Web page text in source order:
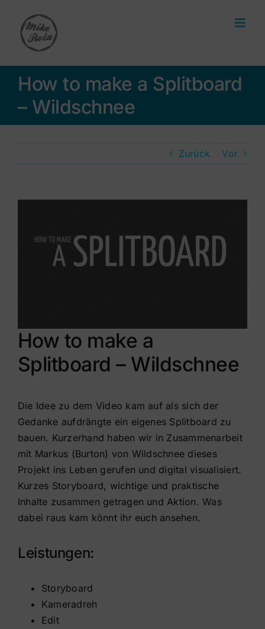
Inhalt
springen
How to make a Splitboard
– Wildschnee
Zurück Vor
How to make a
Splitboard – Wildschnee
Die Idee zu dem Video kam auf als sich der
Gedanke aufdrängte ein eigenes Splitboard zu
bauen. Kurzerhand haben wir in Zusammenarbeit
mit Markus (Burton) von Wildschnee dieses
Projekt ins Leben gerufen und digital visualisiert.
Kurzes Storyboard, wichtige und praktische
Inhalte zusammen getragen und Aktion. Was
dabei raus kam könnt ihr euch ansehen.
Leistungen:
Storyboard
Kameradreh
Edit